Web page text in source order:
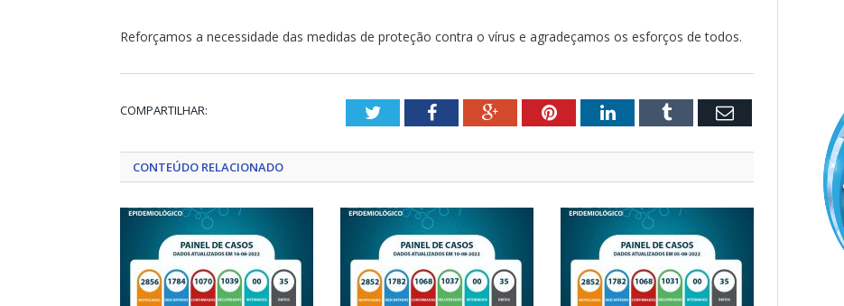
Reforçamos a necessidade das medidas de proteção contra o vírus e agradeçamos os esforços de todos.
COMPARTILHAR: TwitterFacebookGoogle+PinterestLinkedInTumblr Email
CONTEÚDO RELACIONADO